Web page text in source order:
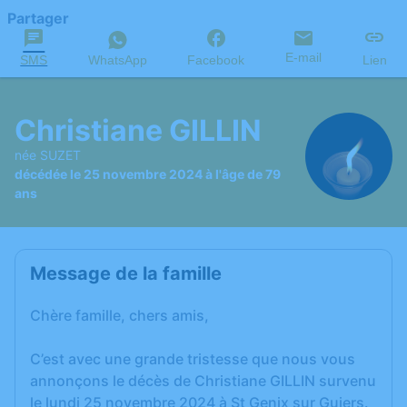
Partager
SMS WhatsApp Facebook E-mail Lien
Christiane GILLIN
née SUZET
décédée le 25 novembre 2024 à l'âge de 79
ans
Message de la famille
Chère famille, chers amis,
C’est avec une grande tristesse que nous vous
annonçons le décès de Christiane GILLIN survenu
le lundi 25 novembre 2024 à St Genix sur Guiers.